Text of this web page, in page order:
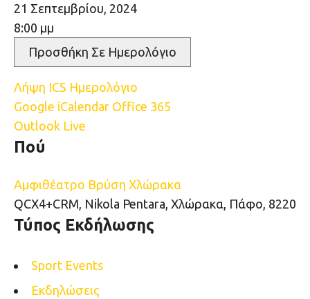
21 Σεπτεμβρίου, 2024
8:00 μμ
Προσθήκη Σε Ημερολόγιο
Λήψη ICS Ημερολόγιο
Google iCalendar Office 365
Outlook Live
Πού
Αμφιθέατρο Βρύση Χλώρακα
QCX4+CRM, Nikola Pentara, Χλώρακα, Πάφο, 8220
Τύπος Εκδήλωσης
Sport Events
Εκδηλώσεις